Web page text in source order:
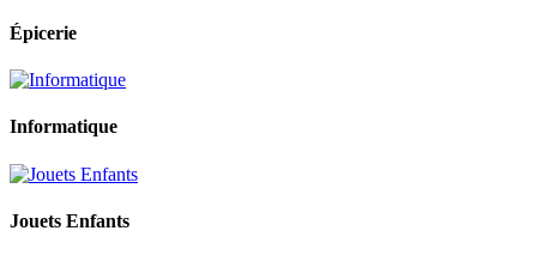
Épicerie
Informatique
Jouets Enfants